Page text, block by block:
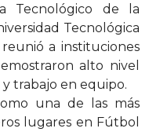
Tecnológico de la
Tecnológica
a instituciones
alto nivel
trabajo en equipo.
una de las más
lugares en Fútbol